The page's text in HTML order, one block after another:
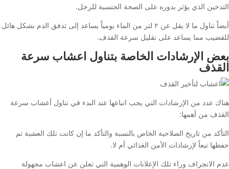
التدخين الذي يؤثر بدوره على الصحة الجنسية للرجل.
أيضاً تناول ما لا يقل عن ٢ لتر من الماء يومياً يساعد إلى تدفق الدم بشكل هائل
للقضيب مما يساعد على تقليل سرعة القذف.
بعض الإرشادات الخاصة بتناول اعشاب سرعة
القذف
هناك عدد من الإرشادات التي يجب اتباعها عند البدء في تناول أعشاب سرعة
القذف من أهمها:
التأكد من تاريخ الصلاحية الخاص بالنسبة والتأكد ما إن كانت تلك العشبة تم
حفظها تبعاً لإرشادات الأمن الغذائي أم لا.
عدم الانجراف وراء تلك الإعلانات الوهمية التي تعلن عن اعشاب مجهولة